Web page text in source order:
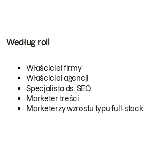
Według roli
Właściciel firmy
Właściciel agencji
Specjalista ds. SEO
Marketer treści
Marketerzy wzrostu typu full-stack